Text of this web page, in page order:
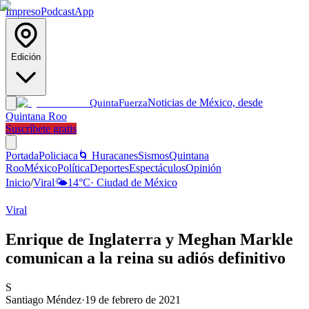
ImpresoPodcastApp
Edición
QuintaFuerzaNoticias de México, desde
Quintana Roo
Suscríbete gratis
PortadaPoliciaca 🌀 HuracanesSismosQuintana
RooMéxicoPolíticaDeportesEspectáculosOpinión
Inicio/Viral🌤️14°C· Ciudad de México
Viral
Enrique de Inglaterra y Meghan Markle
comunican a la reina su adiós definitivo
S
Santiago Méndez·19 de febrero de 2021